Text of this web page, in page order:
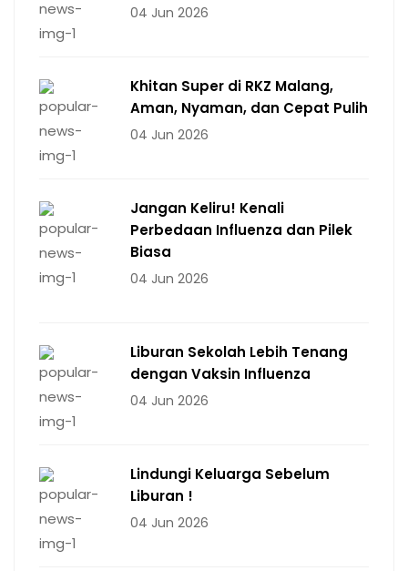
04 Jun 2026
Khitan Super di RKZ Malang,
Aman, Nyaman, dan Cepat Pulih
04 Jun 2026
Jangan Keliru! Kenali
Perbedaan Influenza dan Pilek
Biasa
04 Jun 2026
Liburan Sekolah Lebih Tenang
dengan Vaksin Influenza
04 Jun 2026
Lindungi Keluarga Sebelum
Liburan !
04 Jun 2026